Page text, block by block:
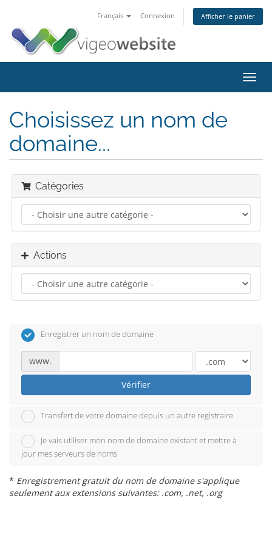
Français Connexion Afficher le panier
la
Choisissez un nom de
domaine...
Catégories
Actions
Enregistrer un nom de domaine
www.
Vérifier
Transfert de votre domaine depuis un autre registraire
Je vais utiliser mon nom de domaine existant et mettre à
jour mes serveurs de noms
* Enregistrement gratuit du nom de domaine s'applique
seulement aux extensions suivantes: .com, .net, .org